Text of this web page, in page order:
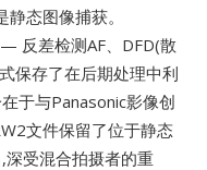
态图像捕获。
反差检测AF、DFD(散
保存了在后期处理中利
于与Panasonic影像创
文件保留了位于静态
受混合拍摄者的重